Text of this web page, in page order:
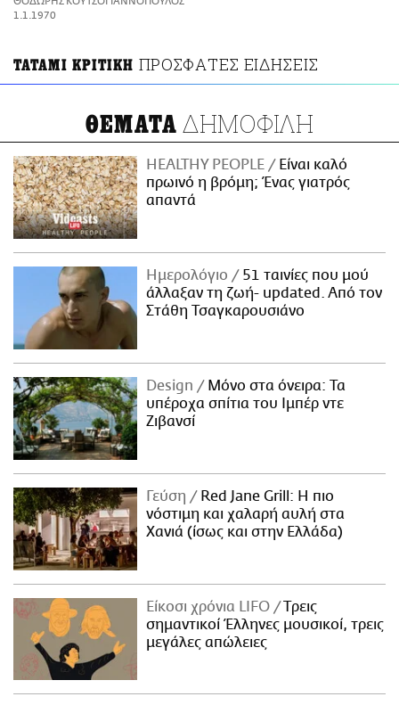
ΑΜΠΑ
1.1.1970
ΤΑΤΑΜΙ ΚΡΙΤΙΚΗ ΠΡΟΣΦΑΤΕΣ ΕΙΔΗΣΕΙΣ
ΘΕΜΑΤΑ ΔΗΜΟΦΙΛΗ
HEALTHY PEOPLE
Είναι καλό
πρωινό η βρόμη; Ένας γιατρός
απαντά
Ημερολόγιο
51 ταινίες που μού
άλλαξαν τη ζωή- updated. Aπό τον
Στάθη Τσαγκαρουσιάνο
Design
Μόνο στα όνειρα: Τα
υπέροχα σπίτια του Ιμπέρ ντε
Ζιβανσί
Γεύση
Red Jane Grill: Η πιο
νόστιμη και χαλαρή αυλή στα
Χανιά (ίσως και στην Ελλάδα)
Είκοσι χρόνια LIFO
Tρεις
σημαντικοί Έλληνες μουσικοί, τρεις
μεγάλες απώλειες